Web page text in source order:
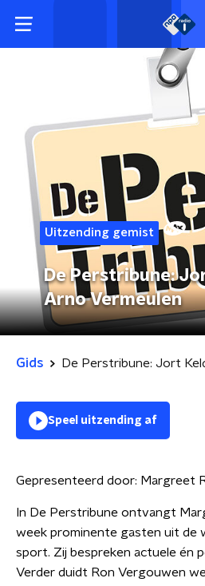
Uitzending gemist
De Perstribune:
Arno Vermeulen
Gids De Perstribune: Jort
Speel uitzending af
Gepresenteerd door: Margreet
In De Perstribune ontvangt
week prominente gasten uit de
sport. Zij bespreken actuele én
Verder duidt Ron Vergouwen